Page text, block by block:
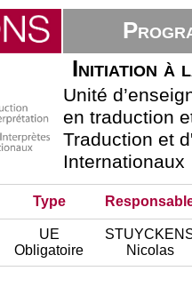
Initiation à
Unité
en traduction
Traduction et
Internationaux
Type
UE
Obligatoire
Nicolas